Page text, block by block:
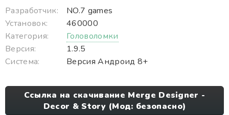
Разработчик:
NO.7 games
Установок:
460000
Категория:
Головоломки
Версия:
1.9.5
Система:
Версия Андроид 8+
Ссылка на скачивание Merge Designer -
Decor & Story (Мод: безопасно)